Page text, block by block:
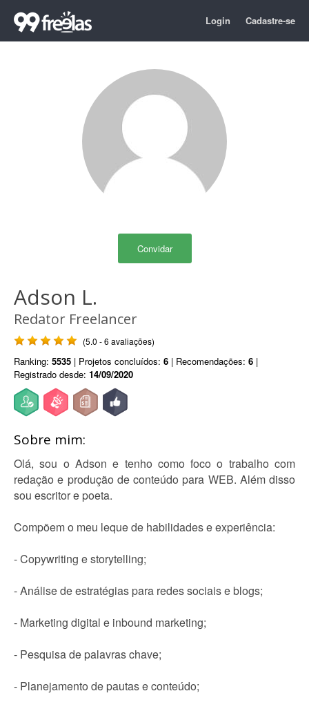
Login Cadastre-se
Convidar
Adson L.
Redator Freelancer
(5.0 - 6 avaliações)
Ranking: 5535 | Projetos concluídos: 6 | Recomendações: 6 |
Registrado desde: 14/09/2020
Sobre mim:
Olá, sou o Adson e tenho como foco o trabalho com
redação e produção de conteúdo para WEB. Além disso
sou escritor e poeta.
Compõem o meu leque de habilidades e experiência:
- Copywriting e storytelling;
- Análise de estratégias para redes sociais e blogs;
- Marketing digital e inbound marketing;
- Pesquisa de palavras chave;
- Planejamento de pautas e conteúdo;